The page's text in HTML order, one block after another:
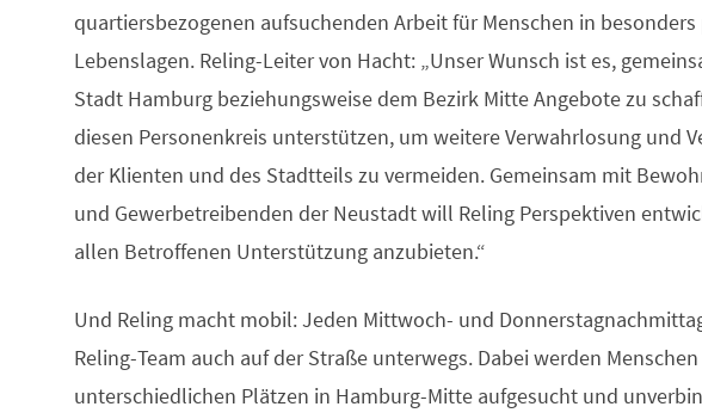
quartiersbezogenen aufsuchenden Arbeit für Menschen in besonders
Lebenslagen. Reling-Leiter von Hacht: „Unser Wunsch ist es,
Stadt Hamburg beziehungsweise dem Bezirk Mitte Angebote zu
diesen Personenkreis unterstützen, um weitere Verwahrlosung und
der Klienten und des Stadtteils zu vermeiden. Gemeinsam mit
und Gewerbetreibenden der Neustadt will Reling Perspektiven
allen Betroffenen Unterstützung anzubieten.“
Und Reling macht mobil: Jeden Mittwoch- und
Reling-Team auch auf der Straße unterwegs. Dabei werden
unterschiedlichen Plätzen in Hamburg-Mitte aufgesucht und